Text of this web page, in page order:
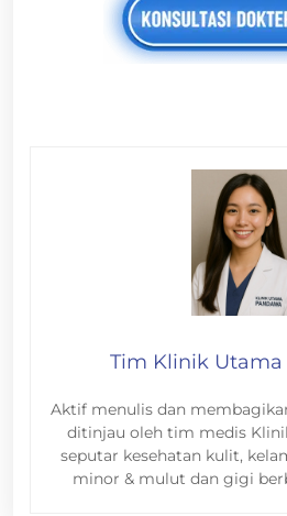
Tim Klinik Utama
Aktif menulis dan
ditinjau oleh tim medis
seputar kesehatan kulit,
minor & mulut dan gigi